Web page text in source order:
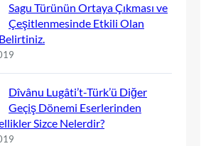
Sagu Türünün Ortaya Çıkması ve
Çeşitlenmesinde Etkili Olan
Dîvânu Lugâti’t-Türk’ü Diğer
Geçiş Dönemi Eserlerinden
Sizce Nelerdir?